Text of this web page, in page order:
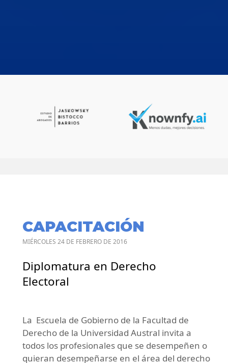
CAPACITACIÓN
MIÉRCOLES 24 DE FEBRERO DE 2016
Diplomatura en Derecho
Electoral
La Escuela de Gobierno de la Facultad de
Derecho de la Universidad Austral invita a
todos los profesionales que se desempeñen o
quieran desempeñarse en el área del derecho